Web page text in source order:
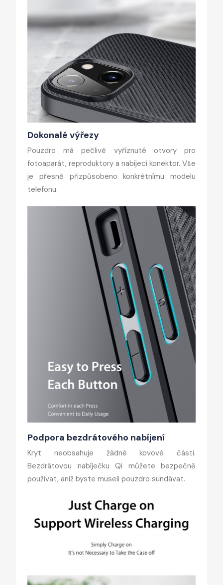
Dokonalé výřezy
Pouzdro má pečlivě vyříznuté otvory pro
fotoaparát, reproduktory a nabíjecí konektor. Vše
je přesně přizpůsobeno konkrétnímu modelu
telefonu.
Podpora bezdrátového nabíjení
Kryt neobsahuje žádné kovové části.
Bezdrátovou nabíječku Qi můžete bezpečně
používat, aniž byste museli pouzdro sundávat.